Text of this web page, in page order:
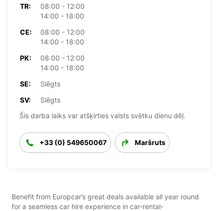
TR:
08:00 - 12:00
14:00 - 18:00
CE:
08:00 - 12:00
14:00 - 18:00
PK:
08:00 - 12:00
14:00 - 18:00
SE:
Slēgts
SV:
Slēgts
Šis darba laiks var atšķirties valsts svētku dienu dēļ.
+33 (0) 549650067 Maršruts
Benefit from Europcar’s great deals available all year round
for a seamless car hire experience in car-rental-